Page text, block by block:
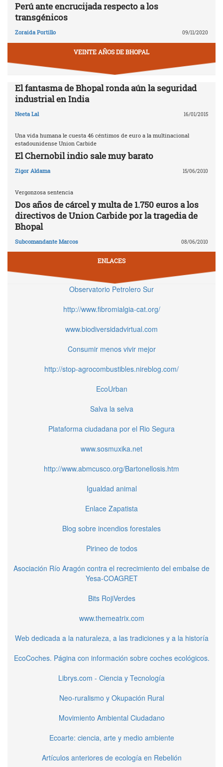
Perú ante encrucijada respecto a los
transgénicos
Zoraida Portillo 09/11/2020
VEINTE AÑOS DE BHOPAL
El fantasma de Bhopal ronda aún la seguridad
industrial en India
Neeta Lal 16/01/2015
Una vida humana le cuesta 46 céntimos de euro a la multinacional
estadounidense Union Carbide
El Chernobil indio sale muy barato
Zigor Aldama 15/06/2010
Vergonzosa sentencia
Dos años de cárcel y multa de 1.750 euros a los
directivos de Union Carbide por la tragedia de
Bhopal
Subcomandante Marcos 08/06/2010
ENLACES
Observatorio Petrolero Sur
http://www.fibromialgia-cat.org/
www.biodiversidadvirtual.com
Consumir menos vivir mejor
http://stop-agrocombustibles.nireblog.com/
EcoUrban
Salva la selva
Plataforma ciudadana por el Rio Segura
www.sosmuxika.net
http://www.abmcusco.org/Bartonellosis.htm
Igualdad animal
Enlace Zapatista
Blog sobre incendios forestales
Pirineo de todos
Asociación Río Aragón contra el recrecimiento del embalse de
Yesa-COAGRET
Bits RojiVerdes
www.themeatrix.com
Web dedicada a la naturaleza, a las tradiciones y a la historía
EcoCoches. Página con información sobre coches ecológicos.
Librys.com - Ciencia y Tecnología
Neo-ruralismo y Okupación Rural
Movimiento Ambiental Ciudadano
Ecoarte: ciencia, arte y medio ambiente
Artículos anteriores de ecología en Rebelión